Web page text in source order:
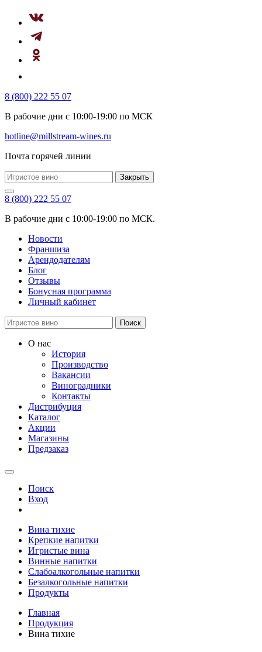
8 (800) 222 55 07
В рабочие дни с 10:00-19:00 по МСК
hotline@millstream-wines.ru
Почта горячей линии
Закрыть
8 (800) 222 55 07
В рабочие дни с 10:00-19:00 по МСК.
Новости
Франшиза
Арендодателям
Блог
Отзывы
Бонусная программа
Личный кабинет
Поиск
О нас
История
Производство
Вакансии
Виноградники
Контакты
Дистрибуция
Каталог
Акции
Магазины
Предзаказ
Поиск
Вход
Вина тихие
Крепкие напитки
Игристые вина
Винные напитки
Слабоалкогольные напитки
Безалкогольные напитки
Продукты
Главная
Продукция
Вина тихие